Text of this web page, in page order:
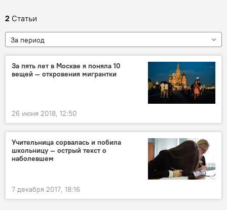
2 Статьи
За период
За пять лет в Москве я поняла 10
вещей — откровения мигрантки
26 июня 2018, 12:50
Учительница сорвалась и побила
школьницу — острый текст о
наболевшем
7 декабря 2017, 18:16